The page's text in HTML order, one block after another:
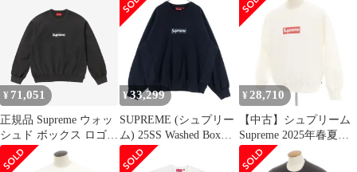
ク Tシャツ 白 25SS ト
レーナー
100 スウェット 白
シュ加工 ボックスロゴ
クルーネックプルオー
バースウェットシャツ
¥ 71,051
正規品 Supreme ウォッ
シュド ボックス ロゴ
クルーネック ブラック
スウェット 25SS
¥33,299
SUPREME (シュプリー
ム) 25SS Washed Box
Logo Crewneck ウォッ
シュド加工 ボックスロ
¥ 28,710
【中古】シュプリーム
Supreme 2025年春夏
Washed Box Logo
Crewneck コットンポリ